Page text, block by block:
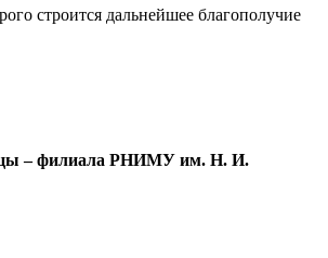
строится дальнейшее благополучие
– филиала РНИМУ им. Н. И.